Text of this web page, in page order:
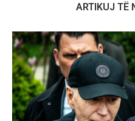
ARTIKUJ TË